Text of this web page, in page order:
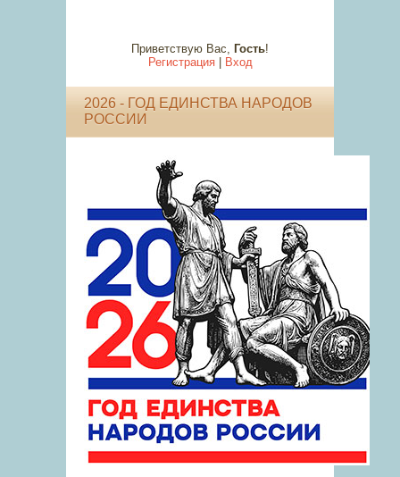
Приветствую Вас, Гость!
Регистрация| Вход
2026 - ГОД ЕДИНСТВА НАРОДОВ
РОССИИ